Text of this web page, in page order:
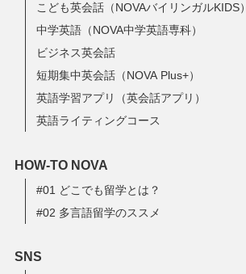
こども英会話（NOVAバイリンガルKIDS）
中学英語（NOVA中学英語専科）
ビジネス英会話
短期集中英会話（NOVA Plus+）
英語学習アプリ（英会話アプリ）
英語ライティングコース
HOW-TO NOVA
#01 どこでも留学とは？
#02 多言語留学のススメ
SNS